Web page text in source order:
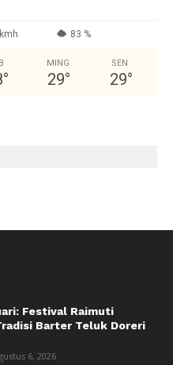
83 %
°
MING
29°
SEN
29°
Festival Raimuti
Barter Teluk Doreri
6, 2026